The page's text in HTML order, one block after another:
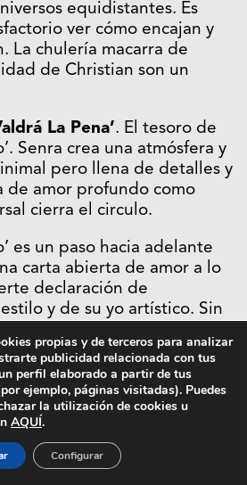
equidistantes. Es
ver cómo encajan y
La chulería macarra de
de Christian son un
La Pena’. El tesoro de
Senra crea una atmósfera y
pero llena de detalles y
de amor profundo como
cierra el circulo.
es un paso hacia adelante
carta abierta de amor a lo
declaración de
y de su yo artístico. Sin
en la música en castellano, y
por venir en cuanto a
se refiere. Porque los
sensibles y no es
reluce.
propias y de terceros para analizar
publicidad relacionada con tus
perfil elaborado a partir de tus
ejemplo, páginas visitadas). Puedes
la utilización de cookies u
AQUÍ.
Configurar